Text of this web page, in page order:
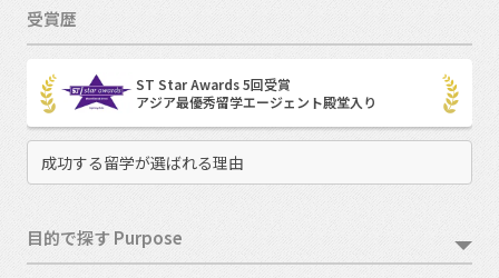
受賞歴
ST Star Awards 5回受賞
アジア最優秀留学エージェント殿堂入り
成功する留学が選ばれる理由
目的で探す Purpose